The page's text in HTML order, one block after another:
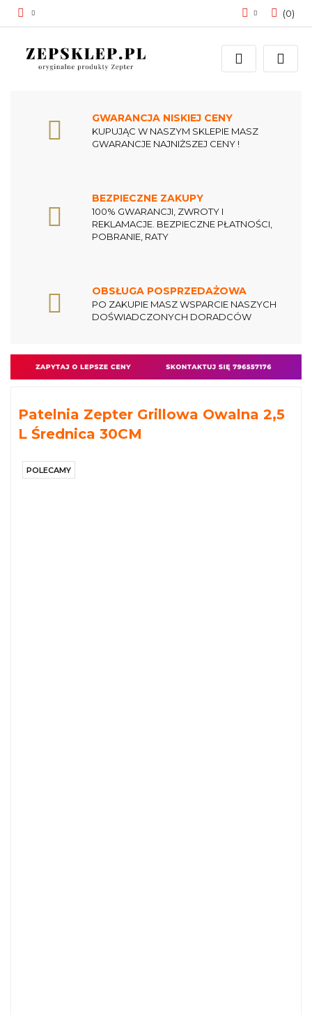
Zaloguj się
Zarejestruj się
(0)
GWARANCJA NISKIEJ CENY
KUPUJĄC W NASZYM SKLEPIE MASZ
GWARANCJE NAJNIŻSZEJ CENY !
BEZPIECZNE ZAKUPY
100% GWARANCJI, ZWROTY I
REKLAMACJE. BEZPIECZNE PŁATNOŚCI,
POBRANIE, RATY
OBSŁUGA POSPRZEDAŻOWA
PO ZAKUPIE MASZ WSPARCIE NASZYCH
DOŚWIADCZONYCH DORADCÓW
Patelnia Zepter Grillowa Owalna 2,5
L Średnica 30CM
POLECAMY